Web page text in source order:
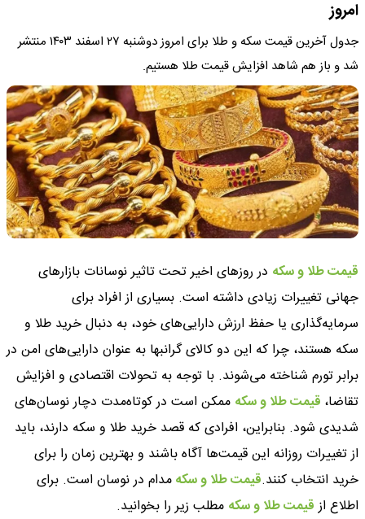
امروز
جدول آخرین قیمت سکه و طلا برای امروز دوشنبه ۲۷ اسفند ۱۴۰۳ منتشر
شد و باز هم شاهد افزایش قیمت طلا هستیم.
قیمت طلا و سکه در روزهای اخیر تحت تاثیر نوسانات بازارهای
جهانی تغییرات زیادی داشته است. بسیاری از افراد برای
سرمایه‌گذاری یا حفظ ارزش دارایی‌های خود، به دنبال خرید طلا و
سکه هستند، چرا که این دو کالای گرانبها به عنوان دارایی‌های امن در
برابر تورم شناخته می‌شوند. با توجه به تحولات اقتصادی و افزایش
تقاضا، قیمت طلا و سکه ممکن است در کوتاه‌مدت دچار نوسان‌های
شدیدی شود. بنابراین، افرادی که قصد خرید طلا و سکه دارند، باید
از تغییرات روزانه این قیمت‌ها آگاه باشند و بهترین زمان را برای
خرید انتخاب کنند.قیمت طلا و سکهمدام در نوسان است. برای
اطلاع ازقیمت طلا و سکه مطلب زیر را بخوانید.